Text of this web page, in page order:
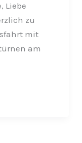
Liebe
zu
mit
am